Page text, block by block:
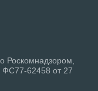
Роскомнадзором,
62458 от 27